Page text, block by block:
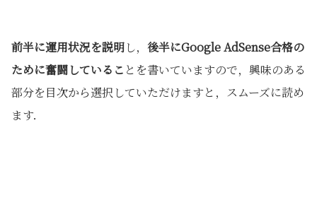
前半に運用状況を説明し， 後半にGoogle AdSense合格の
ために奮闘しているこ とを書いていますので，興味のある
部分を目次から選択していただけますと，スムーズに読め
ます．